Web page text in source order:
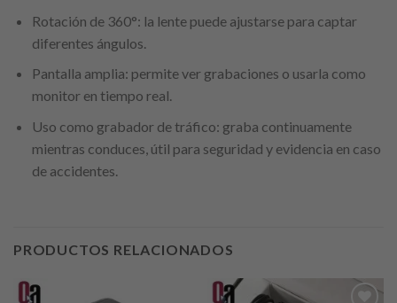
Rotación de 360°: la lente puede ajustarse para captar
diferentes ángulos.
Pantalla amplia: permite ver grabaciones o usarla como
monitor en tiempo real.
Uso como grabador de tráfico: graba continuamente
mientras conduces, útil para seguridad y evidencia en caso
de accidentes.
PRODUCTOS RELACIONADOS